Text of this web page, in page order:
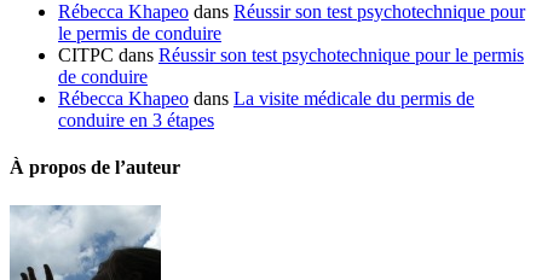
Rébecca Khapeo dans Réussir son test psychotechnique pour
le permis de conduire
CITPC dans Réussir son test psychotechnique pour le permis
de conduire
Rébecca Khapeo dans La visite médicale du permis de
conduire en 3 étapes
À propos de l’auteur